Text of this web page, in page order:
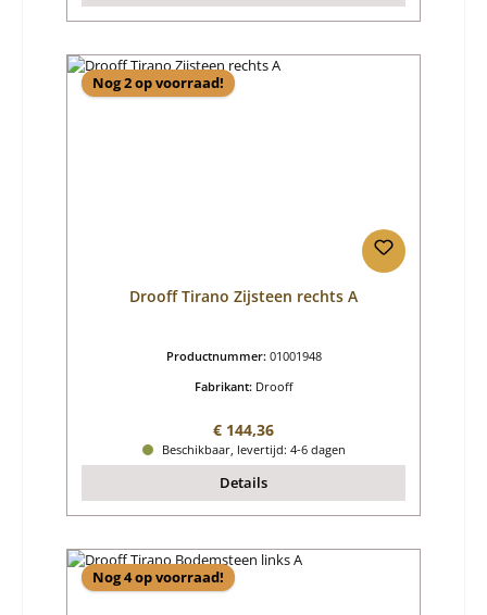
Nog 2 op voorraad!
Drooff Tirano Zijsteen rechts A
Productnummer: 01001948
Fabrikant: Drooff
Normale prijs:
€ 144,36
Beschikbaar, levertijd: 4-6 dagen
Details
Nog 4 op voorraad!